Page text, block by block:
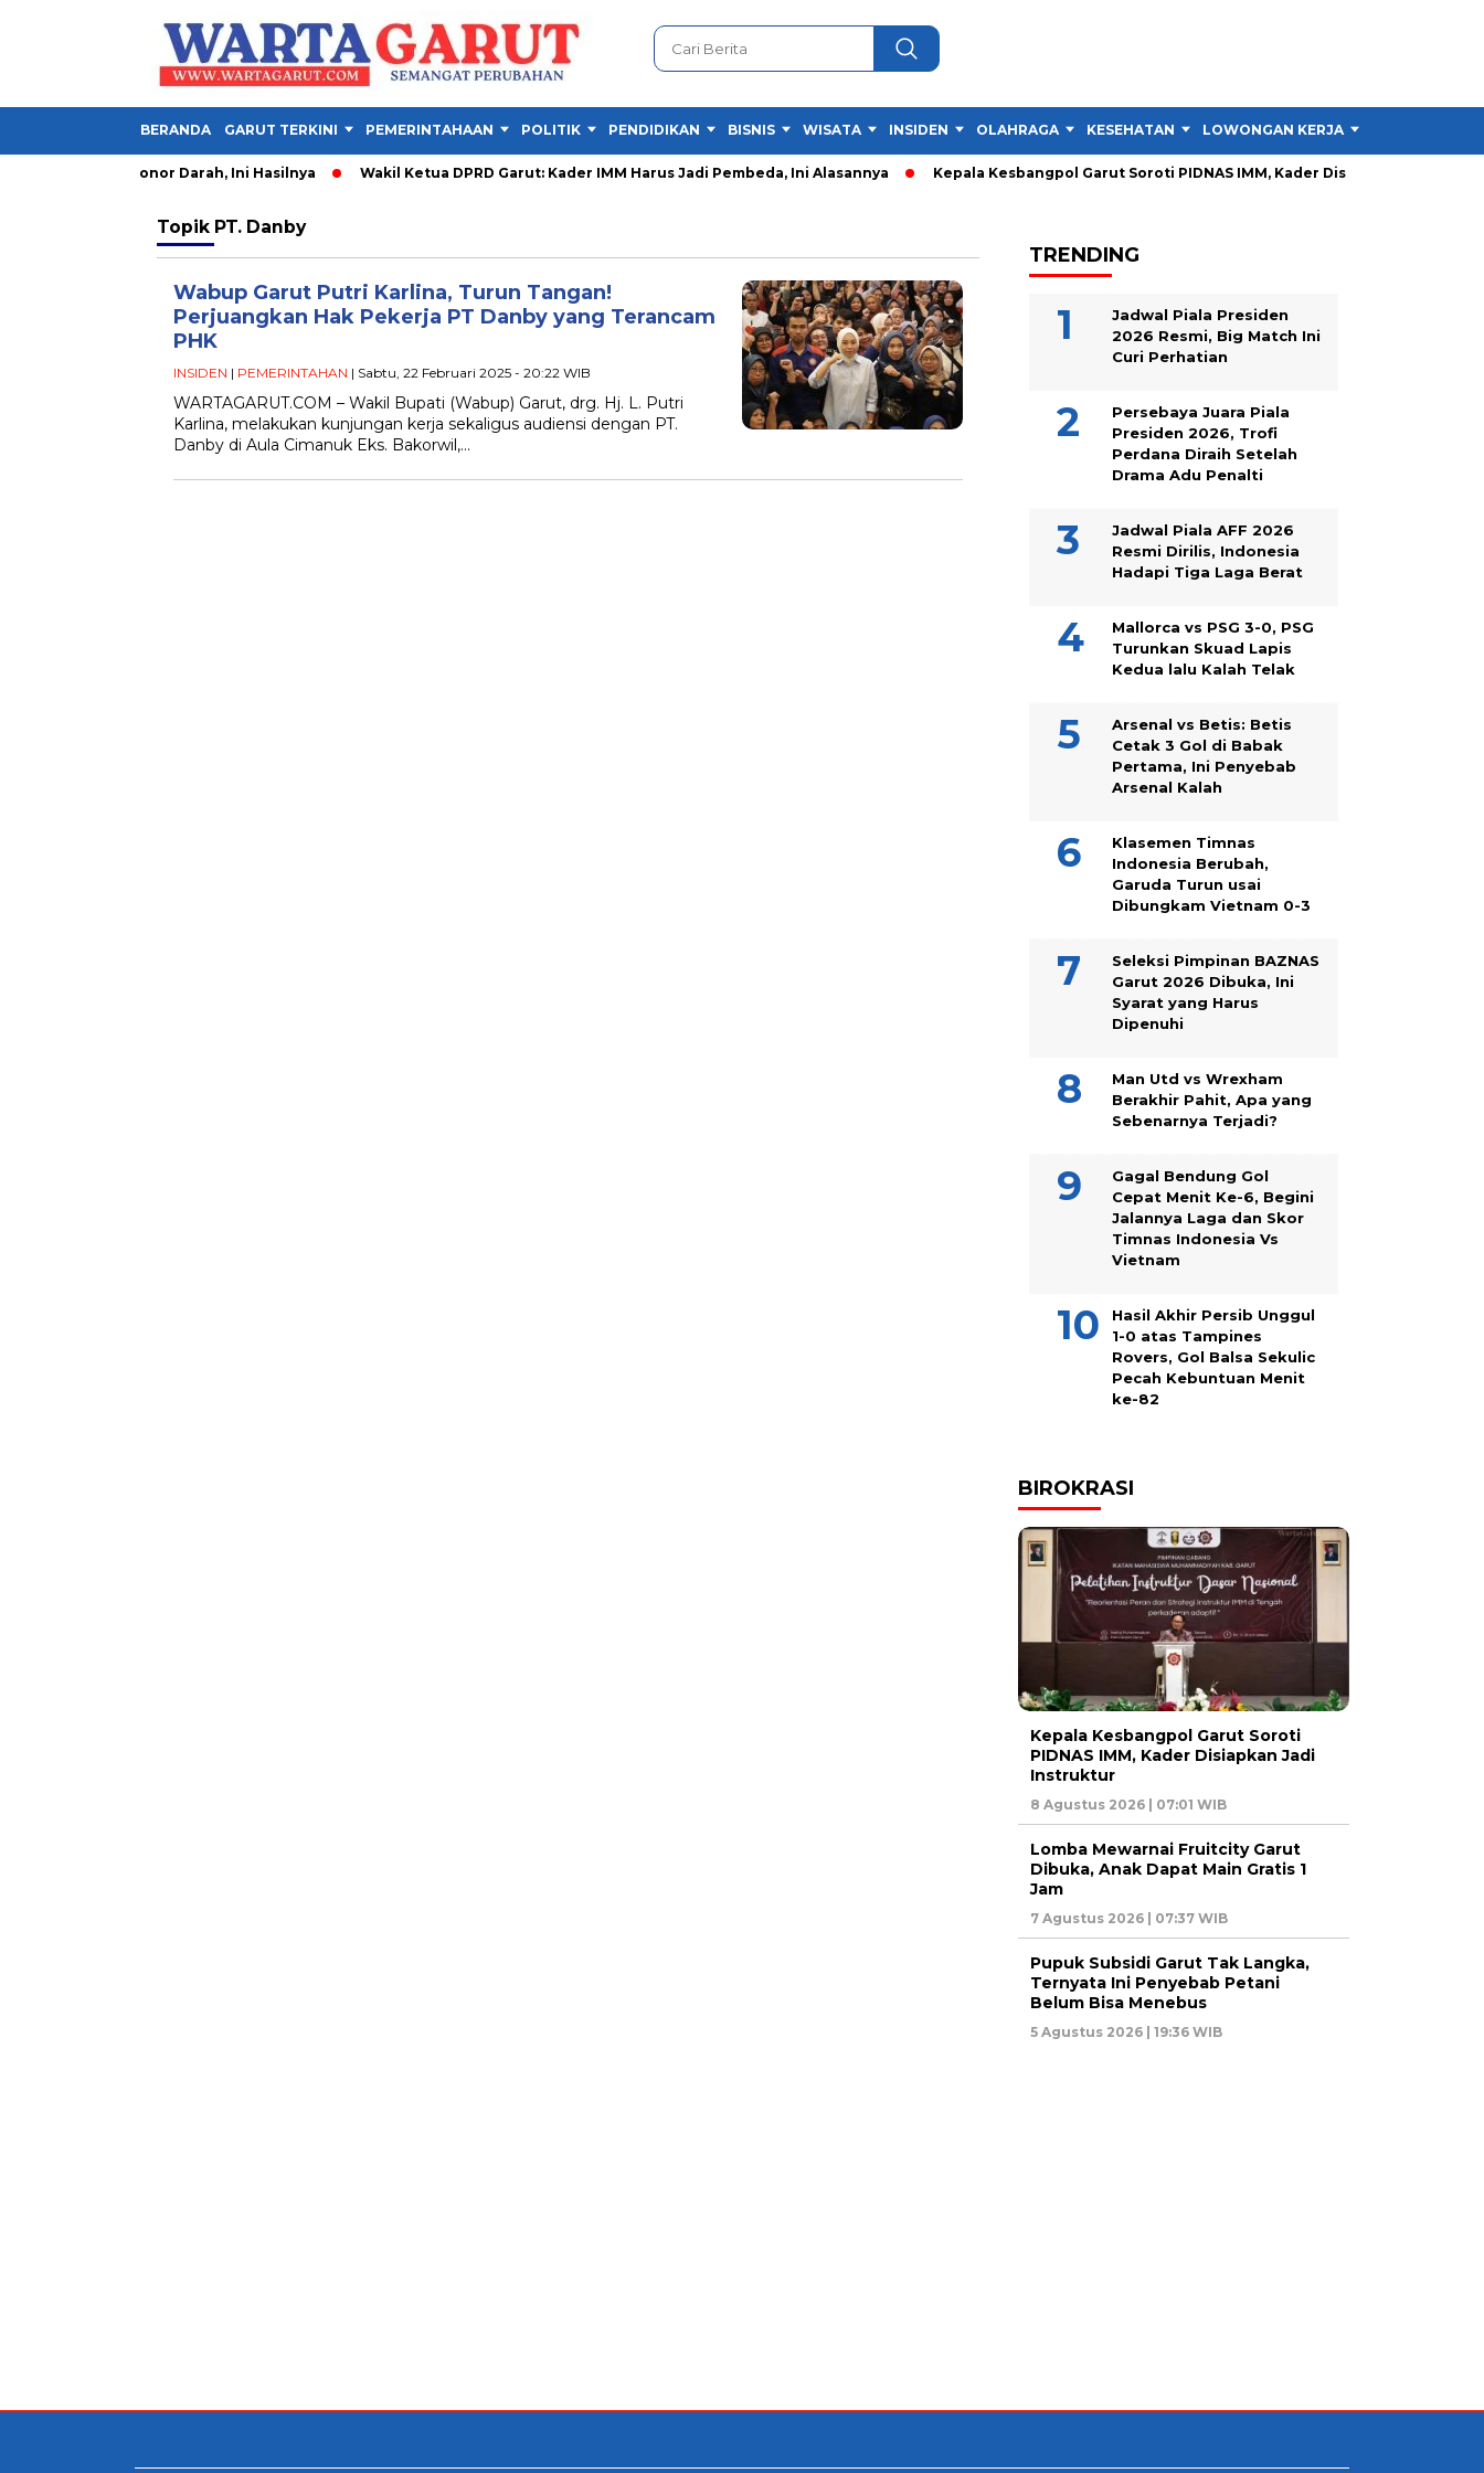
BERANDA GARUT TERKINI PEMERINTAHAAN POLITIK PENDIDIKAN BISNIS WISATA INSIDEN OLAHRAGA KESEHATAN LOWONGAN KERJA
dan Donor Darah, Ini Hasilnya Wakil Ketua DPRD Garut: Kader IMM Harus Jadi Pembeda, Ini Alasannya Kepala Kesbangpol Garut Soroti PIDNAS IMM, Kader Disiapkan Jadi
Topik PT. Danby
Wabup Garut Putri Karlina, Turun Tangan!
Perjuangkan Hak Pekerja PT Danby yang Terancam
PHK
INSIDEN | PEMERINTAHAN | Sabtu, 22 Februari 2025 - 20:22 WIB
WARTAGARUT.COM – Wakil Bupati (Wabup) Garut, drg. Hj. L. Putri
Karlina, melakukan kunjungan kerja sekaligus audiensi dengan PT.
Danby di Aula Cimanuk Eks. Bakorwil,…
TRENDING
Jadwal Piala Presiden
2026 Resmi, Big Match Ini
Curi Perhatian
Persebaya Juara Piala
Presiden 2026, Trofi
Perdana Diraih Setelah
Drama Adu Penalti
Jadwal Piala AFF 2026
Resmi Dirilis, Indonesia
Hadapi Tiga Laga Berat
Mallorca vs PSG 3-0, PSG
Turunkan Skuad Lapis
Kedua lalu Kalah Telak
Arsenal vs Betis: Betis
Cetak 3 Gol di Babak
Pertama, Ini Penyebab
Arsenal Kalah
Klasemen Timnas
Indonesia Berubah,
Garuda Turun usai
Dibungkam Vietnam 0-3
Seleksi Pimpinan BAZNAS
Garut 2026 Dibuka, Ini
Syarat yang Harus
Dipenuhi
Man Utd vs Wrexham
Berakhir Pahit, Apa yang
Sebenarnya Terjadi?
Gagal Bendung Gol
Cepat Menit Ke-6, Begini
Jalannya Laga dan Skor
Timnas Indonesia Vs
Vietnam
Hasil Akhir Persib Unggul
1-0 atas Tampines
Rovers, Gol Balsa Sekulic
Pecah Kebuntuan Menit
ke-82
BIROKRASI
Kepala Kesbangpol Garut Soroti
PIDNAS IMM, Kader Disiapkan Jadi
Instruktur
8 Agustus 2026 | 07:01 WIB
Lomba Mewarnai Fruitcity Garut
Dibuka, Anak Dapat Main Gratis 1
Jam
7 Agustus 2026 | 07:37 WIB
Pupuk Subsidi Garut Tak Langka,
Ternyata Ini Penyebab Petani
Belum Bisa Menebus
5 Agustus 2026 | 19:36 WIB